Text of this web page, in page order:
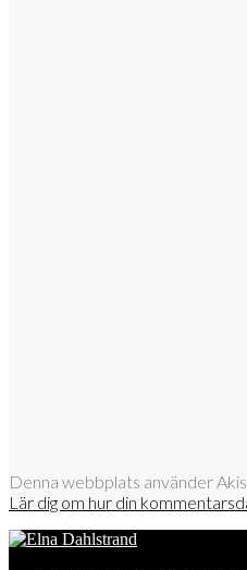
Denna webbplats använder
Lär dig om hur din